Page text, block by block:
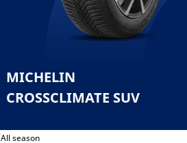
MICHELIN
CROSSCLIMATE SUV
All season